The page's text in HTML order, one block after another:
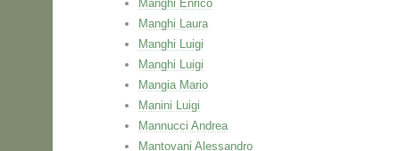
Manghi Enrico
Manghi Laura
Manghi Luigi
Manghi Luigi
Mangia Mario
Manini Luigi
Mannucci Andrea
Mantovani Alessandro